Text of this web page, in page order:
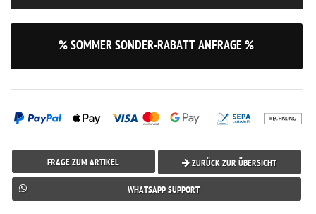
% SOMMER SONDER-RABATT ANFRAGE %
FRAGE ZUM ARTIKEL ZURÜCK ZUR ÜBERSICHT
WHATSAPP SUPPORT